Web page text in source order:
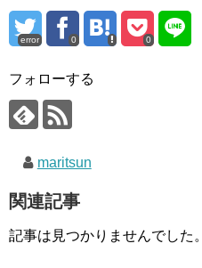
error 0 0
フォローする
maritsun
関連記事
記事は見つかりませんでした。